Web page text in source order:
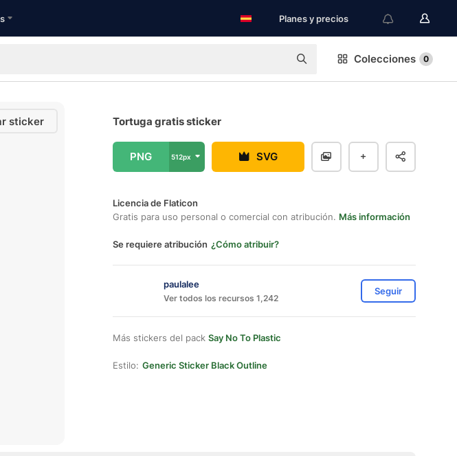
Planes y precios
Colecciones 0
sticker Tortuga gratis sticker
PNG 512px SVG
Licencia de Flaticon
Gratis para uso personal o comercial con atribución. Más información
Se requiere atribución ¿Cómo atribuir?
paulalee
Ver todos los recursos 1,242
Seguir
Más stickers del pack Say No To Plastic
Estilo: Generic Sticker Black Outline